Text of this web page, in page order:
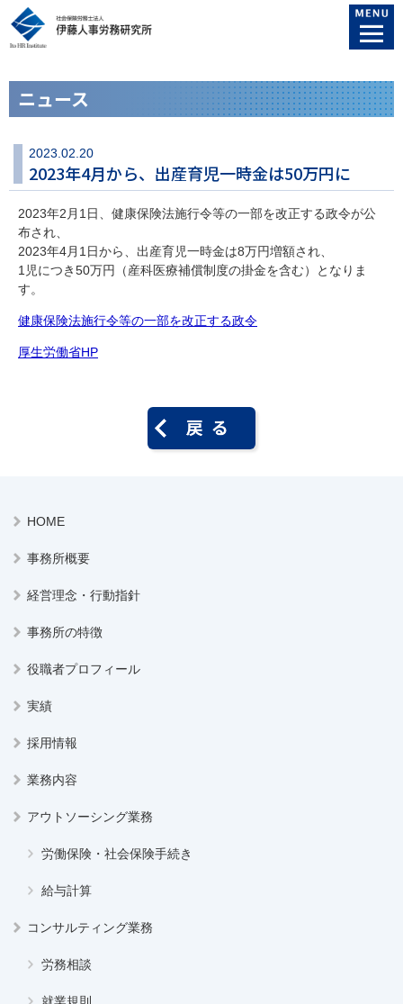
ニュース
2023.02.20
2023年4月から、出産育児一時金は50万円に
2023年2月1日、健康保険法施行令等の一部を改正する政令が公
布され、
2023年4月1日から、出産育児一時金は8万円増額され、
1児につき50万円（産科医療補償制度の掛金を含む）となりま
す。
健康保険法施行令等の一部を改正する政令
厚生労働省HP
HOME
事務所概要
経営理念・行動指針
事務所の特徴
役職者プロフィール
実績
採用情報
業務内容
アウトソーシング業務
労働保険・社会保険手続き
給与計算
コンサルティング業務
労務相談